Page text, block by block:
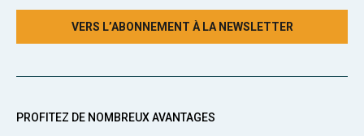
VERS L’ABONNEMENT À LA NEWSLETTER
PROFITEZ DE NOMBREUX AVANTAGES